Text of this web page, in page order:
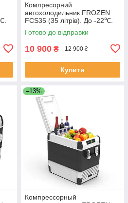
Компресорний
автохолодильник FROZEN
FCS35 (35 літрів). До -22℃.
Живлення 12, 24, 220 вольт
Готово до відправки
10 900 ₴ 12 900 ₴
Купити
–13%
Компрессорный